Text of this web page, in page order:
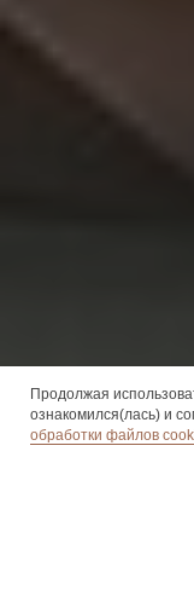
Продолжая
ознакомился(лась) и
обработки файлов